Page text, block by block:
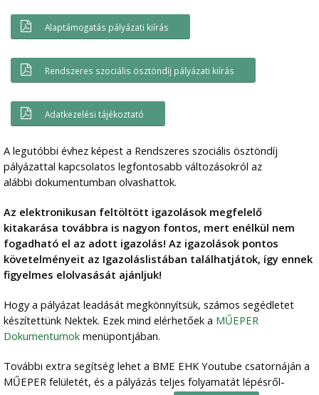
Alaptámogatás pályázati kiírás
Rendszeres szociális ösztöndíj pályázati kiírás
Adatkezelési tájékoztató
A legutóbbi évhez képest a Rendszeres szociális ösztöndíj
pályázattal kapcsolatos legfontosabb változásokról az
alábbi dokumentumban olvashattok.
Az elektronikusan feltöltött igazolások megfelelő
kitakarása továbbra is nagyon fontos, mert enélkül nem
fogadható el az adott igazolás! Az igazolások pontos
követelményeit az Igazoláslistában találhatjátok, így ennek
figyelmes elolvasását ajánljuk!
Hogy a pályázat leadását megkönnyítsük, számos segédletet
készítettünk Nektek. Ezek mind elérhetőek a MŰEPER
Dokumentumok menüpontjában.
További extra segítség lehet a BME EHK Youtube csatornáján a
MŰEPER felületét, és a pályázás teljes folyamatát lépésről-